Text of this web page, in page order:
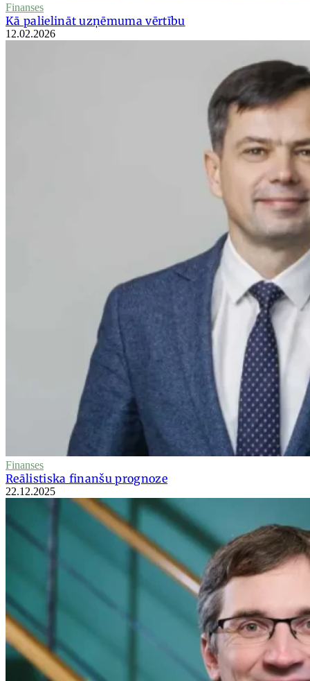
Finanses
Kā palielināt uzņēmuma vērtību
12.02.2026
Finanses
Reālistiska finanšu prognoze
22.12.2025